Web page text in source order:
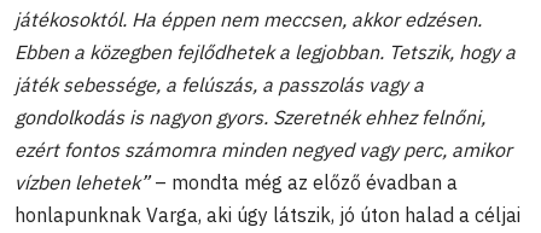
játékosoktól. Ha éppen nem meccsen, akkor edzésen.
Ebben a közegben fejlődhetek a legjobban. Tetszik, hogy a
játék sebessége, a felúszás, a passzolás vagy a
gondolkodás is nagyon gyors. Szeretnék ehhez felnőni,
ezért fontos számomra minden negyed vagy perc, amikor
vízben lehetek”– mondta még az előző évadban a
honlapunknak Varga, aki úgy látszik, jó úton halad a céljai